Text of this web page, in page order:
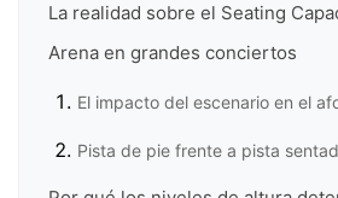
La realidad sobre el Seating
Arena en grandes conciertos
El impacto del escenario en el
Pista de pie frente a pista